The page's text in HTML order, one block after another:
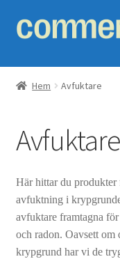
Hoppa
till
Hoppa
till
Ventilationssystem
Värmeåtervinning
Filter
Isolering
Skorsten
Hem Avfuktare
Avfuktare
Här hittar du produkter
avfuktning i
avfuktare framtagna
och radon. Oavsett
krypgrund har vi de